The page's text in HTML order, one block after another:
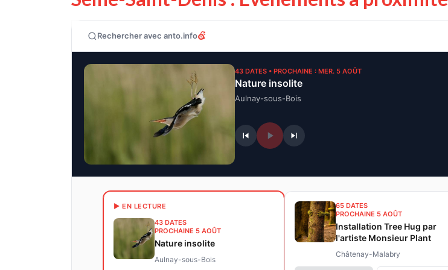
Rechercher avec anto.info
43 DATES • PROCHAINE : MER. 5 AOÛT
Nature insolite
Aulnay-sous-Bois
▶ EN LECTURE
43 DATES
PROCHAINE 5 AOÛT
Nature insolite
Aulnay-sous-Bois
65 DATES
PROCHAINE 5 AOÛT
Installation Tree Hug par
l'artiste Monsieur Plant
Châtenay-Malabry